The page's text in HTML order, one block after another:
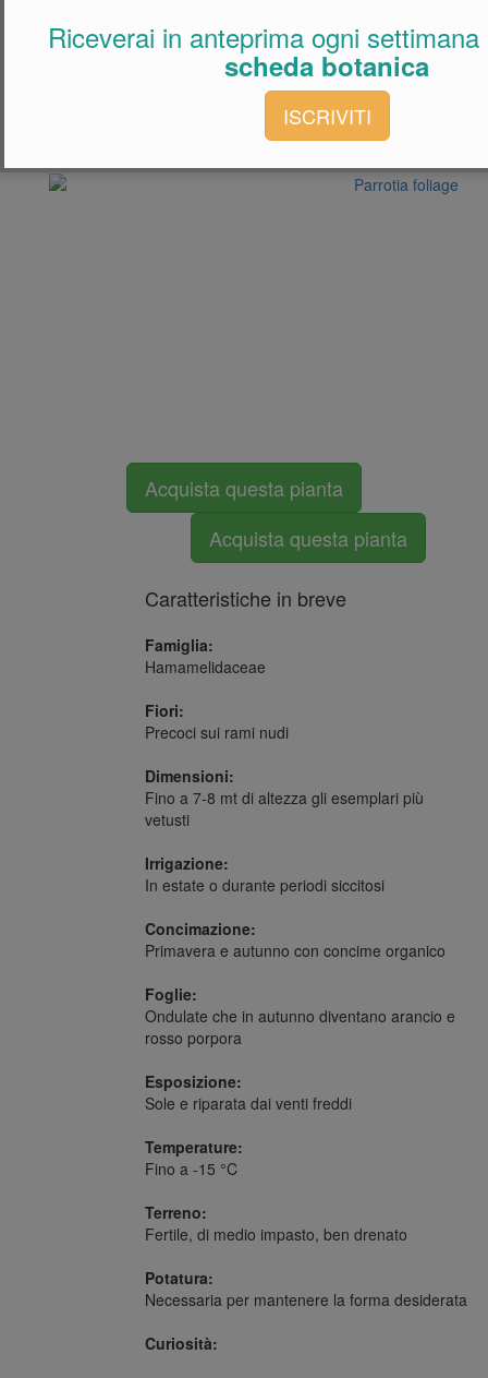
Acquista questa pianta
Acquista questa pianta
Caratteristiche in breve
Famiglia:
Hamamelidaceae
Fiori:
Precoci sui rami nudi
Dimensioni:
Fino a 7-8 mt di altezza gli esemplari più
vetusti
Irrigazione:
In estate o durante periodi siccitosi
Concimazione:
Primavera e autunno con concime organico
Foglie:
Ondulate che in autunno diventano arancio e
rosso porpora
Esposizione:
Sole e riparata dai venti freddi
Temperature:
Fino a -15 °C
Terreno:
Fertile, di medio impasto, ben drenato
Potatura:
Necessaria per mantenere la forma desiderata
Curiosità:
Riceverai in anteprima ogni
scheda botanica
ISCRIVITI